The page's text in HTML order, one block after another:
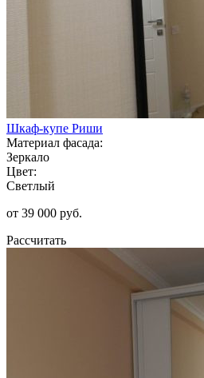
Шкаф-купе Риши
Материал фасада:
Зеркало
Цвет:
Светлый
от 39 000 руб.
Рассчитать